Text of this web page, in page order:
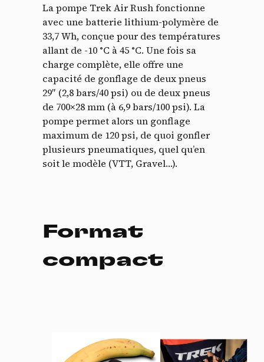
La pompe Trek Air Rush fonctionne
avec une batterie lithium-polymère de
33,7 Wh, conçue pour des températures
allant de -10 °C à 45 °C. Une fois sa
charge complète, elle offre une
capacité de gonflage de deux pneus
29″ (2,8 bars/40 psi) ou de deux pneus
de 700×28 mm (à 6,9 bars/100 psi). La
pompe permet alors un gonflage
maximum de 120 psi, de quoi gonfler
plusieurs pneumatiques, quel qu’en
soit le modèle (VTT, Gravel…).
Format
compact